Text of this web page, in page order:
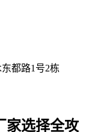
都路1号2栋
家选择全攻